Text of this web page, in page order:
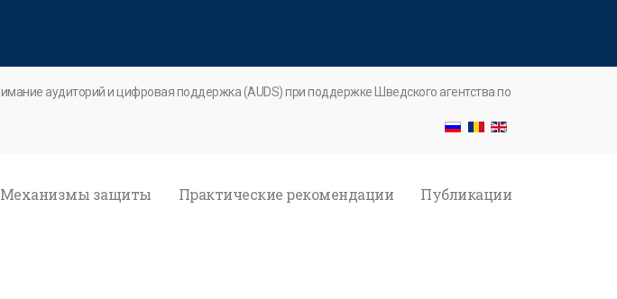
аудиторий и цифровая поддержка (AUDS) при поддержке Шведского агентства по
Механизмы защиты Практические рекомендации Публикации